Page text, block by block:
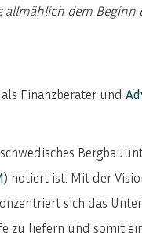
dem Beginn
Finanzberater und
) notiert ist. Mit der
sich das
zu liefern und somit